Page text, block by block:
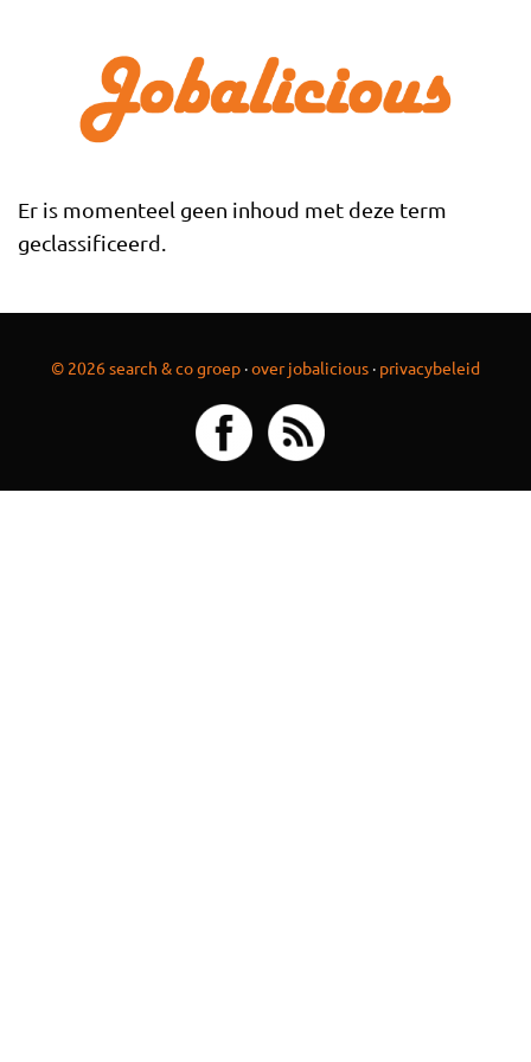
Er is momenteel geen inhoud met deze term
geclassificeerd.
© 2026 search & co groep ·over jobalicious · privacybeleid